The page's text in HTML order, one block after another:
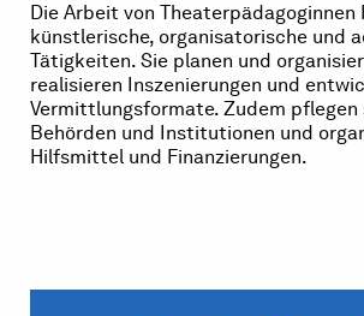
Die Arbeit von Theaterpädagoginnen
künstlerische, organisatorische und
Tätigkeiten. Sie planen und
realisieren Inszenierungen und
Vermittlungsformate. Zudem pflegen
Behörden und Institutionen und
Hilfsmittel und Finanzie­rungen.